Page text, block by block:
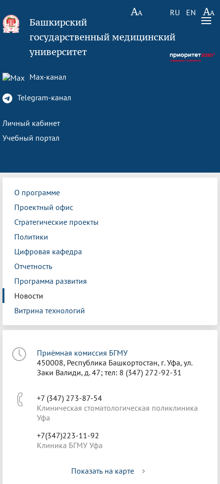
RU EN
Башкирский
государственный медицинский
университет
Max-канал
Telegram-канал
Личный кабинет
Учебный портал
О программе
Проектный офис
Стратегические проекты
Политики
Цифровая кафедра
Отчетность
Программа развития
Новости
Витрина технологий
Приёмная комиссия БГМУ
450008, Республика Башкортостан, г. Уфа, ул.
Заки Валиди, д. 47; тел: 8 (347) 272-92-31
+7 (347) 273-87-54
Клиническая стоматологическая поликлиника
Уфа
+7(347)223-11-92
Клиника БГМУ Уфа
Показать на карте